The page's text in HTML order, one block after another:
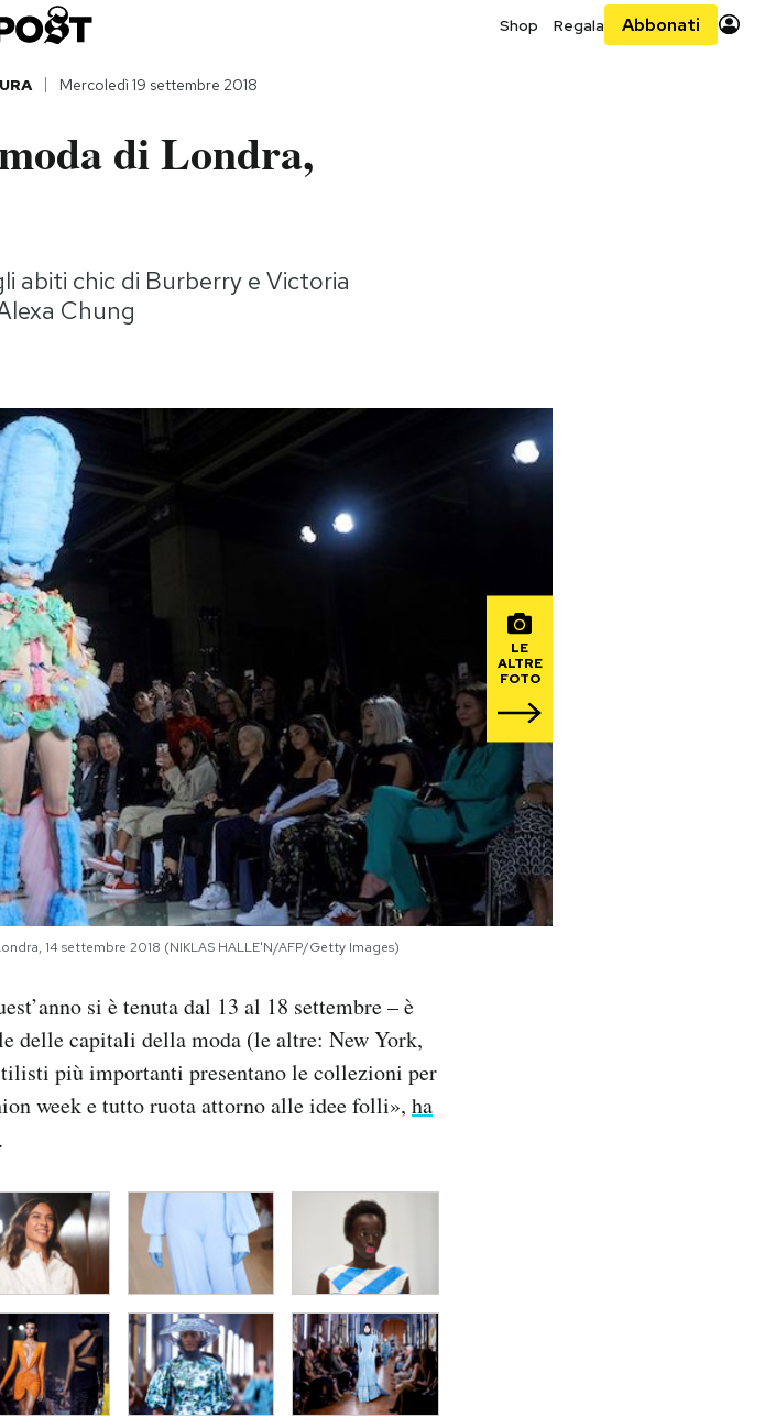
Shop Regala Abbonati
Mercoledì 19 settembre 2018
di Londra,
abiti chic di Burberry e Victoria
Chung
LE
ALTRE
FOTO
14 settembre 2018 (NIKLAS HALLE'N/AFP/Getty Images)
si è tenuta dal 13 al 18 settembre – è
delle capitali della moda (le altre: New York,
più importanti presentano le collezioni per
week e tutto ruota attorno alle idee folli», ha